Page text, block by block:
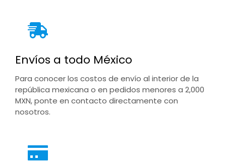
Envíos a todo México
Para conocer los costos de envío al interior de la
república mexicana o en pedidos menores a 2,000
MXN, ponte en contacto directamente con
nosotros.